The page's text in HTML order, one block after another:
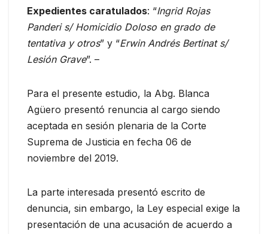
Expedientes caratulados: “Ingrid Rojas
Panderi s/ Homicidio Doloso en grado de
tentativa y otros” y “Erwin Andrés Bertinat s/
Lesión Grave”. –
Para el presente estudio, la Abg. Blanca
Agüero presentó renuncia al cargo siendo
aceptada en sesión plenaria de la Corte
Suprema de Justicia en fecha 06 de
noviembre del 2019.
La parte interesada presentó escrito de
denuncia, sin embargo, la Ley especial exige la
presentación de una acusación de acuerdo a